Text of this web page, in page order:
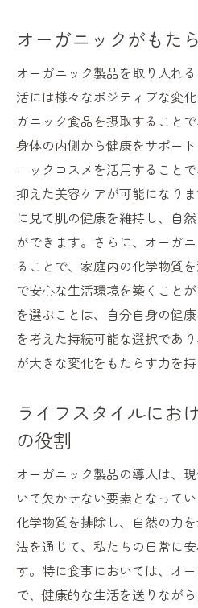
オーガニック食品の
持続可能性を実現す
未来を見据えたオー
オーガニックが示す
ョン
サステナブルな未来
役割
オーガニックの選択
持続可能な未来を
値
進化を続けるオーガニ
流
オーガニック市場の
進化するオーガニッ
市場の変化を牽引す
オーガニック市場が
オーガニック選択が地域
地域経済を活性化す
オーガニックと地域
オーガニックがもた
オーガニック製品を取り入れ
活には様々なポジティブな変
ガニック食品を摂取すること
身体の内側から健康をサポー
ニックコスメを活用すること
抑えた美容ケアが可能になり
に見て肌の健康を維持し、自
ができます。さらに、オーガ
ることで、家庭内の化学物質
で安心な生活環境を築くこと
を選ぶことは、自分自身の健
を考えた持続可能な選択であ
が大きな変化をもたらす力を持
ライフスタイルにお
の役割
オーガニック製品の導入は、
いて欠かせない要素となって
化学物質を排除し、自然の力
法を通じて、私たちの日常に
す。特に食事においては、オ
で、健康的な生活を送りなが